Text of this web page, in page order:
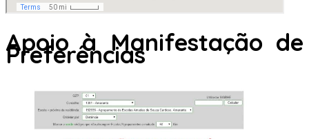
Apoio à Manifestação de
Preferências